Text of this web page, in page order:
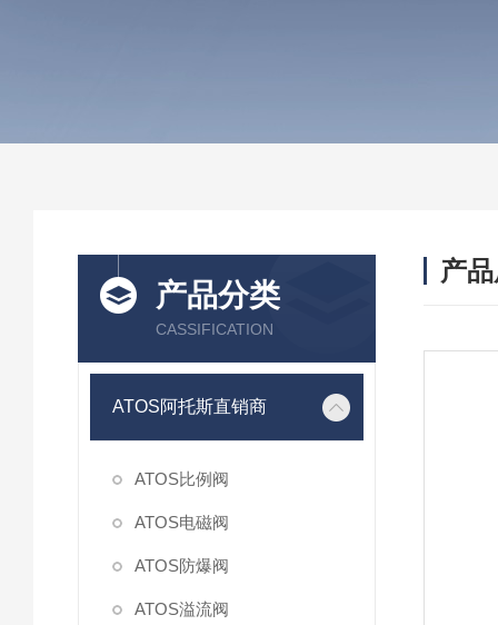
产品分类
CASSIFICATION
ATOS阿托斯直销商
ATOS比例阀
ATOS电磁阀
ATOS防爆阀
ATOS溢流阀
产